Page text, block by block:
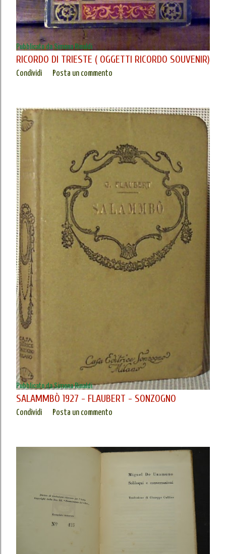
Pubblicato daSimona Rinaldi
RICORDO DI TRIESTE ( OGGETTI RICORDO SOUVENIR)
Condividi Posta un commento
Pubblicato daSimona Rinaldi
SALAMMBÒ 1927 - FLAUBERT - SONZOGNO
Condividi Posta un commento